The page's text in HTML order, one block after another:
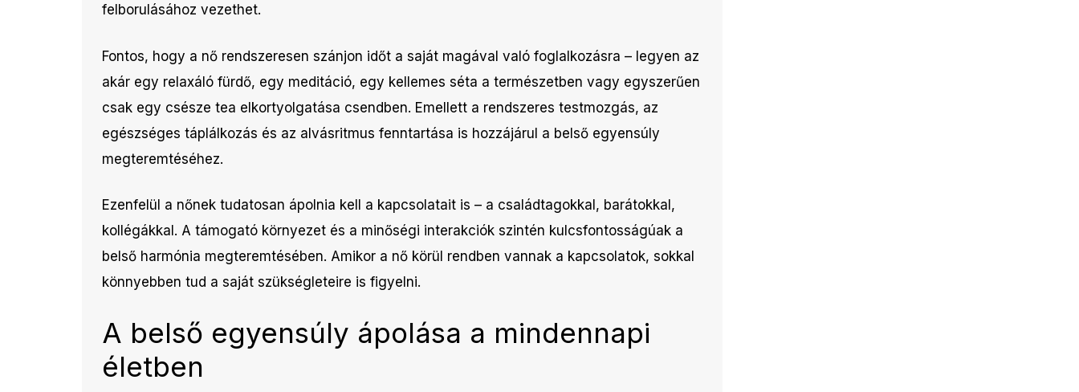
felborulásához vezethet.
Fontos, hogy a nő rendszeresen szánjon időt a saját magával való foglalkozásra – legyen az
akár egy relaxáló fürdő, egy meditáció, egy kellemes séta a természetben vagy egyszerűen
csak egy csésze tea elkortyolgatása csendben. Emellett a rendszeres testmozgás, az
egészséges táplálkozás és az alvásritmus fenntartása is hozzájárul a belső egyensúly
megteremtéséhez.
Ezenfelül a nőnek tudatosan ápolnia kell a kapcsolatait is – a családtagokkal, barátokkal,
kollégákkal. A támogató környezet és a minőségi interakciók szintén kulcsfontosságúak a
belső harmónia megteremtésében. Amikor a nő körül rendben vannak a kapcsolatok, sokkal
könnyebben tud a saját szükségleteire is figyelni.
A belső egyensúly ápolása a mindennapi
életben